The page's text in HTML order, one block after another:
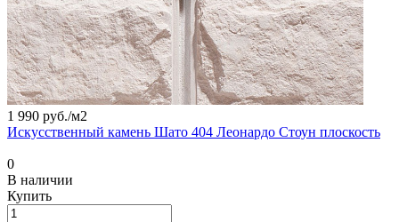
1 990 руб./м2
Искусственный камень Шато 404 Леонардо Стоун плоскость
0
В наличии
Купить